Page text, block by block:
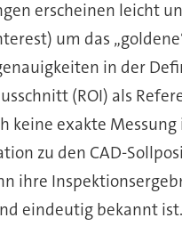
erscheinen leicht
um das
in der
(ROI) als
exakte
zu den CAD-
ihre
eindeutig bekannt ist.